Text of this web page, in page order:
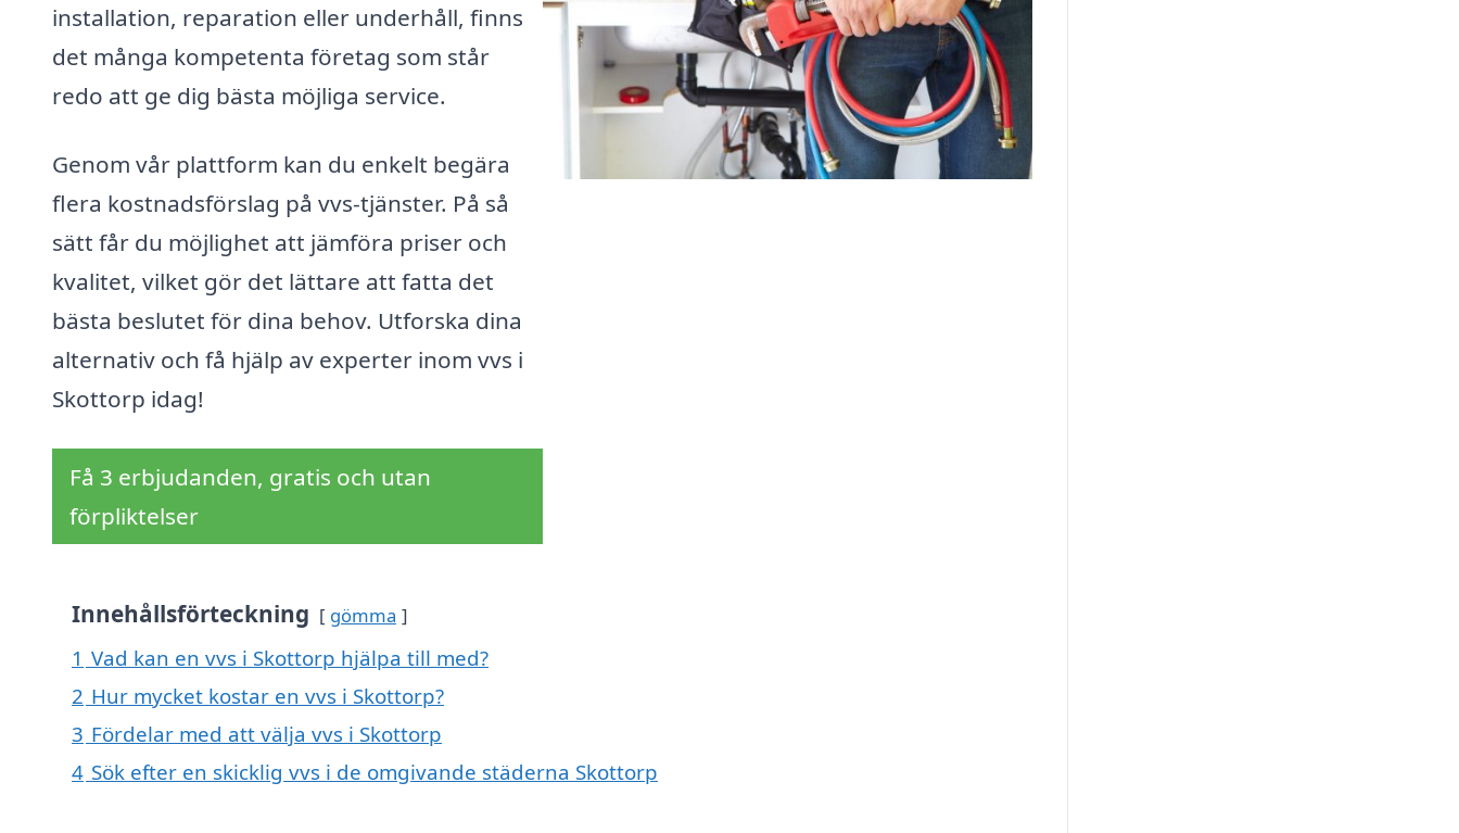
installation, reparation eller underhåll, finns
det många kompetenta företag som står
redo att ge dig bästa möjliga service.
Genom vår plattform kan du enkelt begära
flera kostnadsförslag på vvs-tjänster. På så
sätt får du möjlighet att jämföra priser och
kvalitet, vilket gör det lättare att fatta det
bästa beslutet för dina behov. Utforska dina
alternativ och få hjälp av experter inom vvs i
Skottorp idag!
Få 3 erbjudanden, gratis och utan
förpliktelser
Innehållsförteckning gömma
1 Vad kan en vvs i Skottorp hjälpa till med?
2 Hur mycket kostar en vvs i Skottorp?
3 Fördelar med att välja vvs i Skottorp
4 Sök efter en skicklig vvs i de omgivande städerna Skottorp